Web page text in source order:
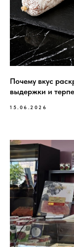
Почему вкус
выдержки и
15.06.2026